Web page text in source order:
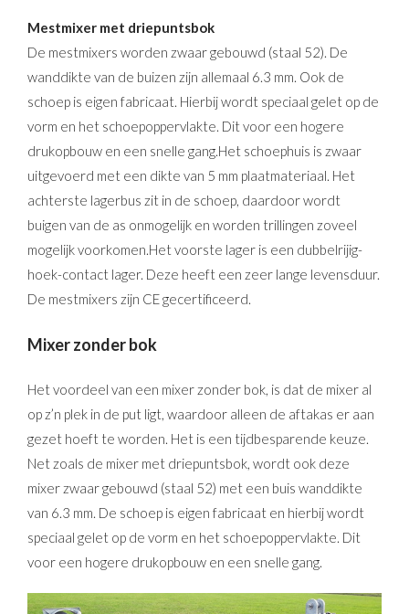
Mestmixer met driepuntsbok
De mestmixers worden zwaar gebouwd (staal 52). De
wanddikte van de buizen zijn allemaal 6.3 mm. Ook de
schoep is eigen fabricaat. Hierbij wordt speciaal gelet op de
vorm en het schoepoppervlakte. Dit voor een hogere
drukopbouw en een snelle gang.Het schoephuis is zwaar
uitgevoerd met een dikte van 5 mm plaatmateriaal. Het
achterste lagerbus zit in de schoep, daardoor wordt
buigen van de as onmogelijk en worden trillingen zoveel
mogelijk voorkomen.Het voorste lager is een dubbelrijig-
hoek-contact lager. Deze heeft een zeer lange levensduur.
De mestmixers zijn CE gecertificeerd.
Mixer zonder bok
Het voordeel van een mixer zonder bok, is dat de mixer al
op z’n plek in de put ligt, waardoor alleen de aftakas er aan
gezet hoeft te worden. Het is een tijdbesparende keuze.
Net zoals de mixer met driepuntsbok, wordt ook deze
mixer zwaar gebouwd (staal 52) met een buis wanddikte
van 6.3 mm. De schoep is eigen fabricaat en hierbij wordt
speciaal gelet op de vorm en het schoepoppervlakte. Dit
voor een hogere drukopbouw en een snelle gang.